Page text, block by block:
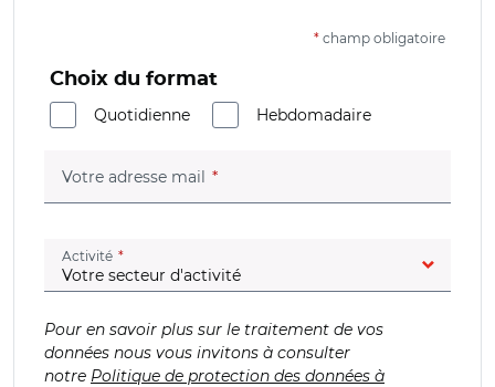
* champ obligatoire
Choix du format
Quotidienne
Hebdomadaire
Votre adresse mail (champ obligatoire)
Activité (champ obligatoire)
Pour en savoir plus sur le traitement de vos
données nous vous invitons à consulter
notre Politique de protection des données à